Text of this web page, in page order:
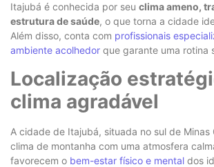
Itajubá é conhecida por seu clima ameno,
estrutura de saúde, o que torna a cidade
Além disso, conta com profissionais
ambiente acolhedor que garante uma rotina
Localização
clima agradável
A cidade de Itajubá, situada no sul de Minas
clima de montanha com uma atmosfera
favorecem o bem-estar físico e mental dos